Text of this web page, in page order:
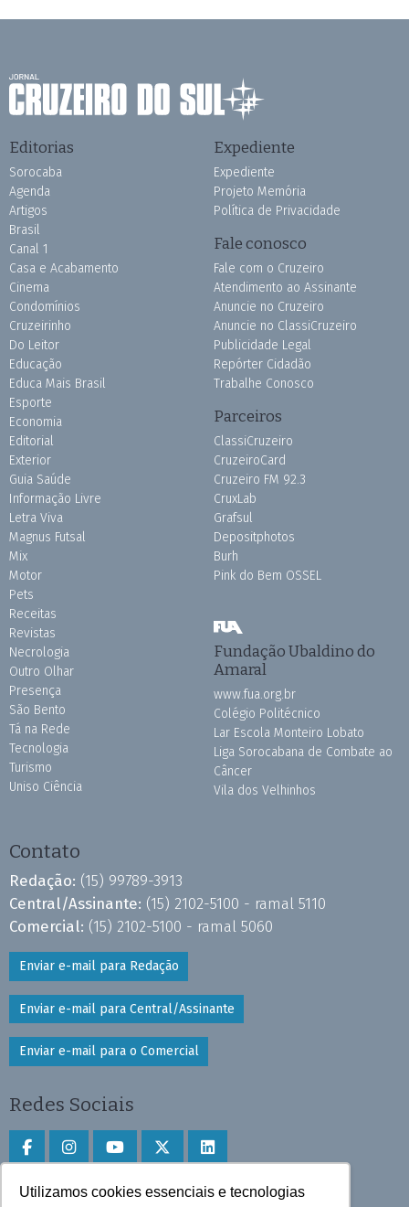
Utilizamos cookies essenciais e tecnologias
Editorias
Sorocaba
Agenda
Artigos
Brasil
Canal 1
Casa e Acabamento
Cinema
Condomínios
Cruzeirinho
Do Leitor
Educação
Educa Mais Brasil
Esporte
Economia
Editorial
Exterior
Guia Saúde
Informação Livre
Letra Viva
Magnus Futsal
Mix
Motor
Pets
Receitas
Revistas
Necrologia
Outro Olhar
Presença
São Bento
Tá na Rede
Tecnologia
Turismo
Uniso Ciência
Expediente
Expediente
Projeto Memória
Política de Privacidade
Fale conosco
Fale com o Cruzeiro
Atendimento ao Assinante
Anuncie no Cruzeiro
Anuncie no ClassiCruzeiro
Publicidade Legal
Repórter Cidadão
Trabalhe Conosco
Parceiros
ClassiCruzeiro
CruzeiroCard
Cruzeiro FM 92.3
CruxLab
Grafsul
Depositphotos
Burh
Pink do Bem OSSEL
Fundação Ubaldino do
Amaral
www.fua.org.br
Colégio Politécnico
Lar Escola Monteiro Lobato
Liga Sorocabana de Combate ao
Câncer
Vila dos Velhinhos
Contato
Redação: (15) 99789-3913
Central/Assinante: (15) 2102-5100 - ramal 5110
Comercial: (15) 2102-5100 - ramal 5060
Enviar e-mail para Redação
Enviar e-mail para Central/Assinante
Enviar e-mail para o Comercial
Redes Sociais